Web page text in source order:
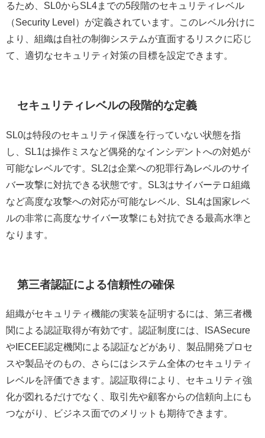
るため、SL0からSL4までの5段階のセキュリティレベル
（Security Level）が定義されています。このレベル分けに
より、組織は自社の制御システムが直面するリスクに応じ
て、適切なセキュリティ対策の目標を設定できます。
セキュリティレベルの段階的な定義
SL0は特段のセキュリティ保護を行っていない状態を指
し、SL1は操作ミスなど偶発的なインシデントへの対処が
可能なレベルです。SL2は企業への犯罪行為レベルのサイ
バー攻撃に対抗できる状態です。SL3はサイバーテロ組織
など高度な攻撃への対応が可能なレベル、SL4は国家レベ
ルの非常に高度なサイバー攻撃にも対抗できる最高水準と
なります。
第三者認証による信頼性の確保
組織がセキュリティ機能の実装を証明するには、第三者機
関による認証取得が有効です。認証制度には、ISASecure
やIECEE認定機関による認証などがあり、製品開発プロセ
スや製品そのもの、さらにはシステム全体のセキュリティ
レベルを評価できます。認証取得により、セキュリティ強
化が図れるだけでなく、取引先や顧客からの信頼向上にも
つながり、ビジネス面でのメリットも期待できます。